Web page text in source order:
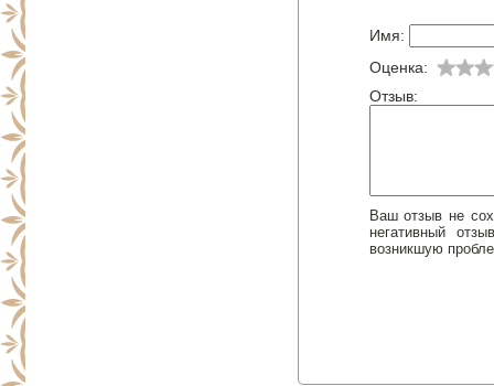
Имя:
Оценка:
Отзыв:
Ваш отзыв не
негативный
возникшую